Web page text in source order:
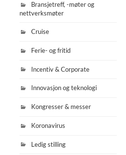
Bransjetreff, -møter og
nettverksmøter
Cruise
Ferie- og fritid
Incentiv & Corporate
Innovasjon og teknologi
Kongresser & messer
Koronavirus
Ledig stilling